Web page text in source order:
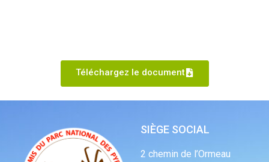
Téléchargez le document
SIÈGE SOCIAL
2 chemin de l’Ormeau